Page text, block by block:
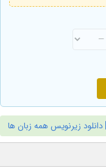
دانلود زیرنویس همه زبان ها